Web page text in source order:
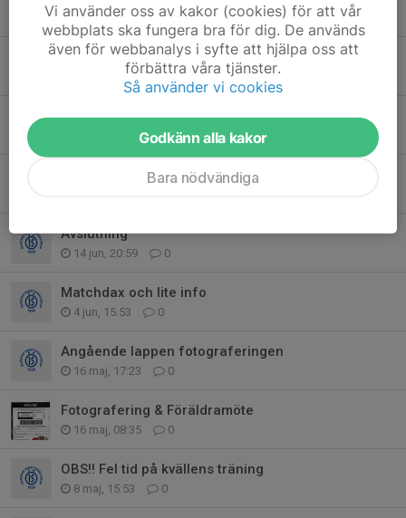
Tidigare nyheter
Sponsring fotbollens dag
5 aug, 13:16 0
Cup Hammarskölden
0
Fotbollsträning mm
Avslutning
14 jun, 20:59 0
Matchdax och lite info
4 jun, 15:53 0
Angående lappen fotograferingen
16 maj, 17:23 0
Fotografering & Föräldramöte
16 maj, 08:35 0
OBS!! Fel tid på kvällens träning
8 maj, 15:53 0
Vi använder oss av kakor (cookies) för att vår
webbplats ska fungera bra för dig. De används
även för webbanalys i syfte att hjälpa oss att
förbättra våra tjänster.
Så använder vi cookies
Godkänn alla kakor
Bara nödvändiga